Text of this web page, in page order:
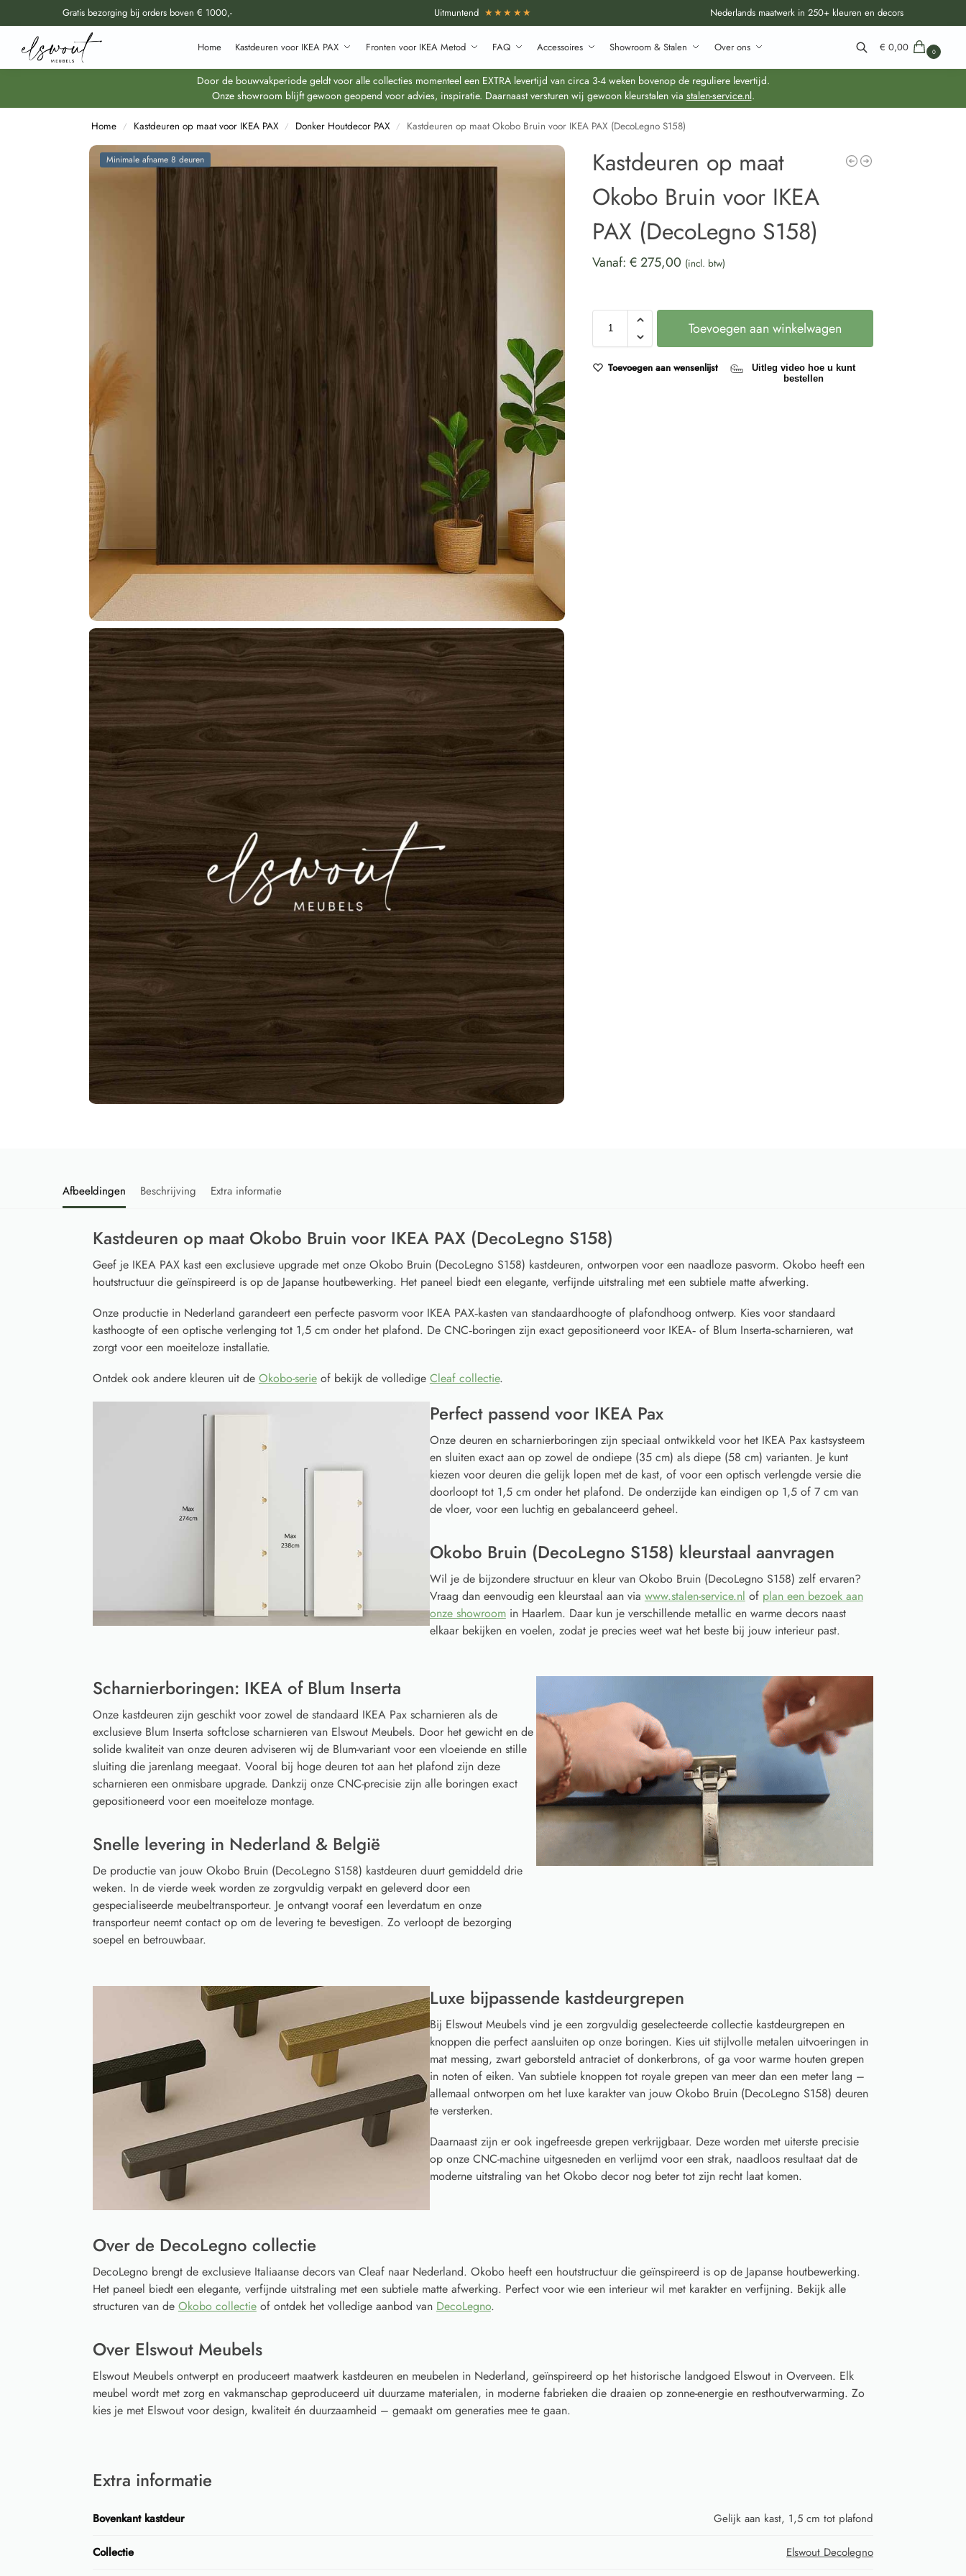
Gratis bezorging bij orders boven € 1000,- Uitmuntend ★★★★★ Nederlands maatwerk in 250+ kleuren en decors
Home Kastdeuren voor IKEA PAX Fronten voor IKEA Metod FAQ Accessoires Showroom & Stalen Over ons
Doorzoek al onze producten
Zoeken
€ 0,00 0
Door de bouwvakperiode geldt voor alle collecties momenteel een EXTRA levertijd van circa 3-4 weken bovenop de reguliere levertijd.
Onze showroom blijft gewoon geopend voor advies, inspiratie. Daarnaast versturen wij gewoon kleurstalen via stalen-service.nl.
Home / Kastdeuren op maat voor IKEA PAX / Donker Houtdecor PAX / Kastdeuren op maat Okobo Bruin voor IKEA PAX (DecoLegno S158)
Minimale afname 8 deuren
Kastdeuren op maat
Okobo Bruin voor IKEA
PAX (DecoLegno S158)
Vanaf:€275,00 (incl. btw)
Toevoegen aan winkelwagen
Toevoegen aan wensenlijst
Uitleg video hoe u kunt
bestellen
Afbeeldingen Beschrijving Extra informatie
Kastdeuren op maat Okobo Bruin voor IKEA PAX (DecoLegno S158)
Geef je IKEA PAX kast een exclusieve upgrade met onze Okobo Bruin (DecoLegno S158) kastdeuren, ontworpen voor een naadloze pasvorm. Okobo heeft een
houtstructuur die geïnspireerd is op de Japanse houtbewerking. Het paneel biedt een elegante, verfijnde uitstraling met een subtiele matte afwerking.
Onze productie in Nederland garandeert een perfecte pasvorm voor IKEA PAX‑kasten van standaardhoogte of plafondhoog ontwerp. Kies voor standaard
kasthoogte of een optische verlenging tot 1,5 cm onder het plafond. De CNC‑boringen zijn exact gepositioneerd voor IKEA‑ of Blum Inserta‑scharnieren, wat
zorgt voor een moeiteloze installatie.
Ontdek ook andere kleuren uit de Okobo-serieof bekijk de volledige Cleaf collectie.
Perfect passend voor IKEA Pax
Onze deuren en scharnierboringen zijn speciaal ontwikkeld voor het IKEA Pax kastsysteem
en sluiten exact aan op zowel de ondiepe (35 cm) als diepe (58 cm) varianten. Je kunt
kiezen voor deuren die gelijk lopen met de kast, of voor een optisch verlengde versie die
doorloopt tot 1,5 cm onder het plafond. De onderzijde kan eindigen op 1,5 of 7 cm van
de vloer, voor een luchtig en gebalanceerd geheel.
Okobo Bruin (DecoLegno S158) kleurstaal aanvragen
Wil je de bijzondere structuur en kleur van Okobo Bruin (DecoLegno S158) zelf ervaren?
Vraag dan eenvoudig een kleurstaal aan via www.stalen-service.nl of plan een bezoek aan
onze showroomin Haarlem. Daar kun je verschillende metallic en warme decors naast
elkaar bekijken en voelen, zodat je precies weet wat het beste bij jouw interieur past.
Scharnierboringen: IKEA of Blum Inserta
Onze kastdeuren zijn geschikt voor zowel de standaard IKEA Pax scharnieren als de
exclusieve Blum Inserta softclose scharnieren van Elswout Meubels. Door het gewicht en de
solide kwaliteit van onze deuren adviseren wij de Blum-variant voor een vloeiende en stille
sluiting die jarenlang meegaat. Vooral bij hoge deuren tot aan het plafond zijn deze
scharnieren een onmisbare upgrade. Dankzij onze CNC-precisie zijn alle boringen exact
gepositioneerd voor een moeiteloze montage.
Snelle levering in Nederland & België
De productie van jouw Okobo Bruin (DecoLegno S158) kastdeuren duurt gemiddeld drie
weken. In de vierde week worden ze zorgvuldig verpakt en geleverd door een
gespecialiseerde meubeltransporteur. Je ontvangt vooraf een leverdatum en onze
transporteur neemt contact op om de levering te bevestigen. Zo verloopt de bezorging
soepel en betrouwbaar.
Luxe bijpassende kastdeurgrepen
Bij Elswout Meubels vind je een zorgvuldig geselecteerde collectie kastdeurgrepen en
knoppen die perfect aansluiten op onze boringen. Kies uit stijlvolle metalen uitvoeringen in
mat messing, zwart geborsteld antraciet of donkerbrons, of ga voor warme houten grepen
in noten of eiken. Van subtiele knoppen tot royale grepen van meer dan een meter lang –
allemaal ontworpen om het luxe karakter van jouw Okobo Bruin (DecoLegno S158) deuren
te versterken.
Daarnaast zijn er ook ingefreesde grepen verkrijgbaar. Deze worden met uiterste precisie
op onze CNC-machine uitgesneden en verlijmd voor een strak, naadloos resultaat dat de
moderne uitstraling van het Okobo decor nog beter tot zijn recht laat komen.
Over de DecoLegno collectie
DecoLegno brengt de exclusieve Italiaanse decors van Cleaf naar Nederland. Okobo heeft een houtstructuur die geïnspireerd is op de Japanse houtbewerking.
Het paneel biedt een elegante, verfijnde uitstraling met een subtiele matte afwerking. Perfect voor wie een interieur wil met karakter en verfijning. Bekijk alle
structuren van de Okobo collectieof ontdek het volledige aanbod van DecoLegno.
Over Elswout Meubels
Elswout Meubels ontwerpt en produceert maatwerk kastdeuren en meubelen in Nederland, geïnspireerd op het historische landgoed Elswout in Overveen. Elk
meubel wordt met zorg en vakmanschap geproduceerd uit duurzame materialen, in moderne fabrieken die draaien op zonne-energie en resthoutverwarming. Zo
kies je met Elswout voor design, kwaliteit én duurzaamheid – gemaakt om generaties mee te gaan.
Extra informatie
Bovenkant kastdeur Gelijk aan kast, 1,5 cm tot plafond
Collectie Elswout Decolegno